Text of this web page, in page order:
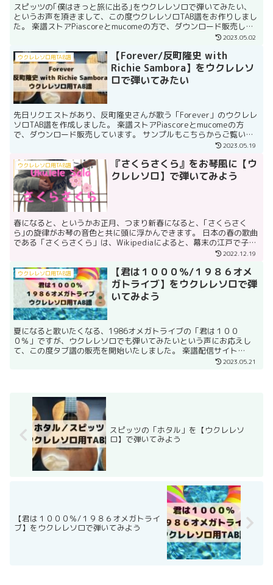
スピッツの｢僕はきっと旅に出る｣をウクレレソロで弾いてみたい、
というお声を頂きまして、この度ウクレレソロTAB譜をお作りしまし
た。 楽譜ストアPiascoreとmucomeの方で、ダウンロード販売して
2023.05.02
ウクレレソロ用TAB譜
【Forever/反町隆史 with
Richie Sambora】をウクレレソ
ロで弾いてみたい
先日リクエストがあり、反町隆史さんが歌う「Forever」のウクレレ
ソロTAB譜を作成しました。 楽譜ストアPiascoreとmucomeの方
で、ダウンロード販売しています。 サンプルもこちらからご覧いた
2023.05.19
ウクレレソロ用TAB譜
『さくらさくら』をお琴風に【ウ
クレレソロ】で弾いてみよう
春になると、というかお正月、つまり新春になると、｢さくらさく
ら｣の旋律がお琴の音色と共に頭に浮かんできます。 日本の春の歌曲
である「さくらさくら」は、Wikipediaによると、幕末の江戸で子供
2022.12.19
ウクレレソロ用TAB譜
【君は１０００％/１９８６オメ
ガトライブ】をウクレレソロで弾
いてみよう
夏になると歌いたくなる、1986オメガトライブの「君は１００
０％」ですが、ウクレレソロでも弾いてみたいという声にお応えし
て、この度タブ譜の販売を開始いたしました。 楽譜配信サイト
Piascoreとmucomeの方で、サンプルをご覧いただけま... 2023.05.21
スピッツの「ホタル」を【ウクレレソ
ロ】で弾いてみよう
【君は１０００％/１９８６オメガトライ
ブ】をウクレレソロで弾いてみよう